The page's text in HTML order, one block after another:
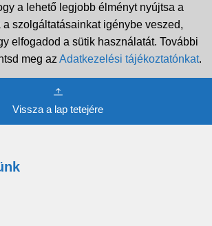
a lehető legjobb élményt nyújtsa a
a szolgáltatásainkat igénybe veszed,
elfogadod a sütik használatát. További
meg az Adatkezelési tájékoztatónkat.
Vissza a lap tetejére